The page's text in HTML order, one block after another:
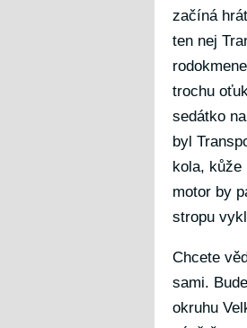
začíná
ten nej
trochu
sedátko
byl
kola, kůže
motor by
stropu
Chcete
sami.
okruhu